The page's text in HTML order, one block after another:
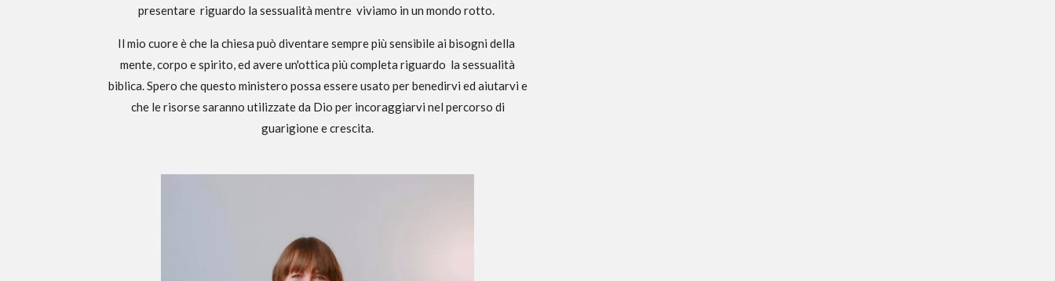
presentare riguardo la sessualità mentre viviamo in un mondo rotto.
Il mio cuore è che la chiesa può diventare sempre più sensibile ai bisogni della
mente, corpo e spirito, ed avere un'ottica più completa riguardo la sessualità
biblica. Spero che questo ministero possa essere usato per benedirvi ed aiutarvi e
che le risorse saranno utilizzate da Dio per incoraggiarvi nel percorso di
guarigione e crescita.